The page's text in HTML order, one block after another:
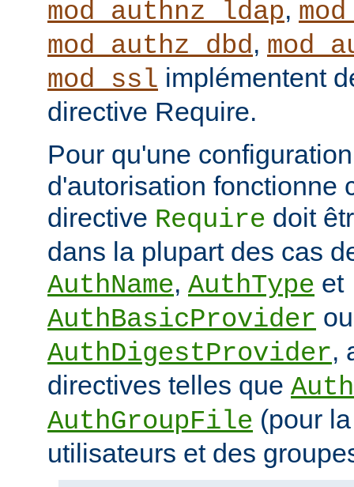
mod_authnz_ldap,
mod_authz_dbd,
mod_ssl implémentent
directive Require.
Pour qu'une
d'autorisation fonctionne
directive Require doit
dans la plupart des cas
AuthName, AuthType et
AuthBasicProvider ou
AuthDigestProvider,
directives telles que
AuthGroupFile (pour
utilisateurs et des